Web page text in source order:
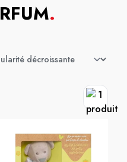
.